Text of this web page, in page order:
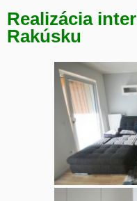
Realizácia
Rakúsku